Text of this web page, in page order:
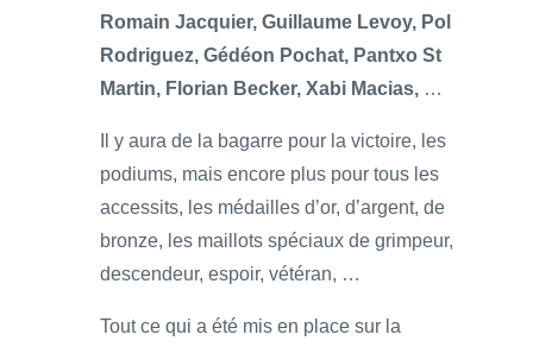
Romain Jacquier, Guillaume Levoy, Pol
Rodriguez, Gédéon Pochat, Pantxo St
Martin, Florian Becker, Xabi Macias, …
Il y aura de la bagarre pour la victoire, les
podiums, mais encore plus pour tous les
accessits, les médailles d’or, d’argent, de
bronze, les maillots spéciaux de grimpeur,
descendeur, espoir, vétéran, …
Tout ce qui a été mis en place sur la